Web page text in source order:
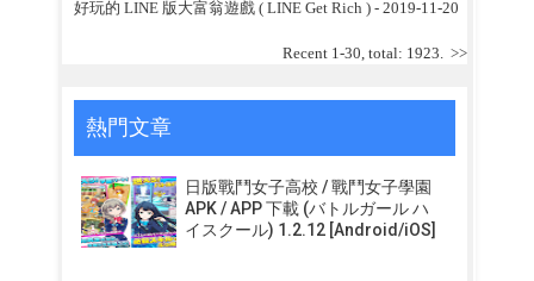
好玩的 LINE 版大富翁遊戲 ( LINE Get Rich )- 2019-11-20
Recent 1-30, total: 1923. >>
熱門文章
日版戰鬥女子高校 / 戰鬥女子學園
APK / APP 下載 (バトルガール ハ
イスクール) 1.2.12 [Android/iOS]